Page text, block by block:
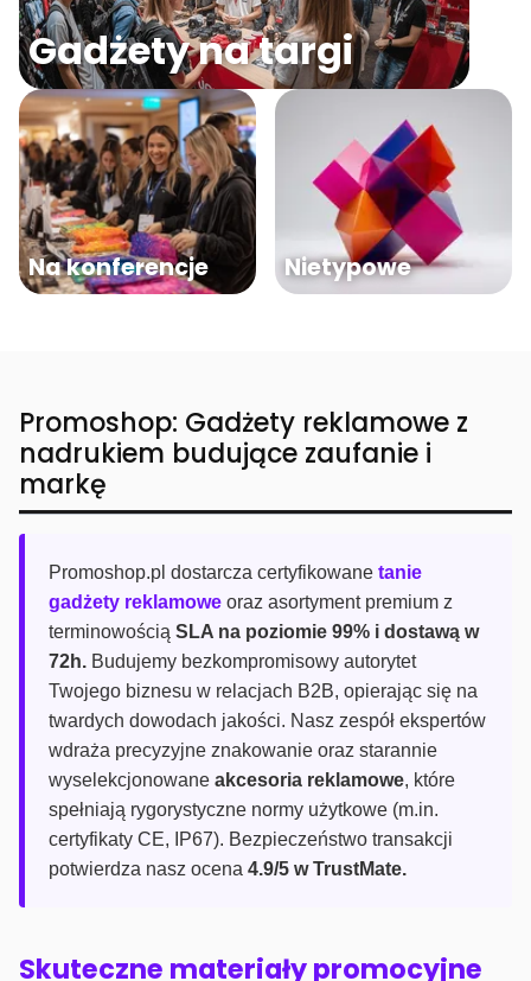
Gadżety na targi
Na konferencje Nietypowe
Promoshop: Gadżety reklamowe z
nadrukiem budujące zaufanie i
markę
Promoshop.pl dostarcza certyfikowane tanie
gadżety reklamowe oraz asortyment premium z
terminowością SLA na poziomie 99% i dostawą w
72h. Budujemy bezkompromisowy autorytet
Twojego biznesu w relacjach B2B, opierając się na
twardych dowodach jakości. Nasz zespół ekspertów
wdraża precyzyjne znakowanie oraz starannie
wyselekcjonowane akcesoria reklamowe, które
spełniają rygorystyczne normy użytkowe (m.in.
certyfikaty CE, IP67). Bezpieczeństwo transakcji
potwierdza nasz ocena 4.9/5 w TrustMate.
Skuteczne materiały promocyjne